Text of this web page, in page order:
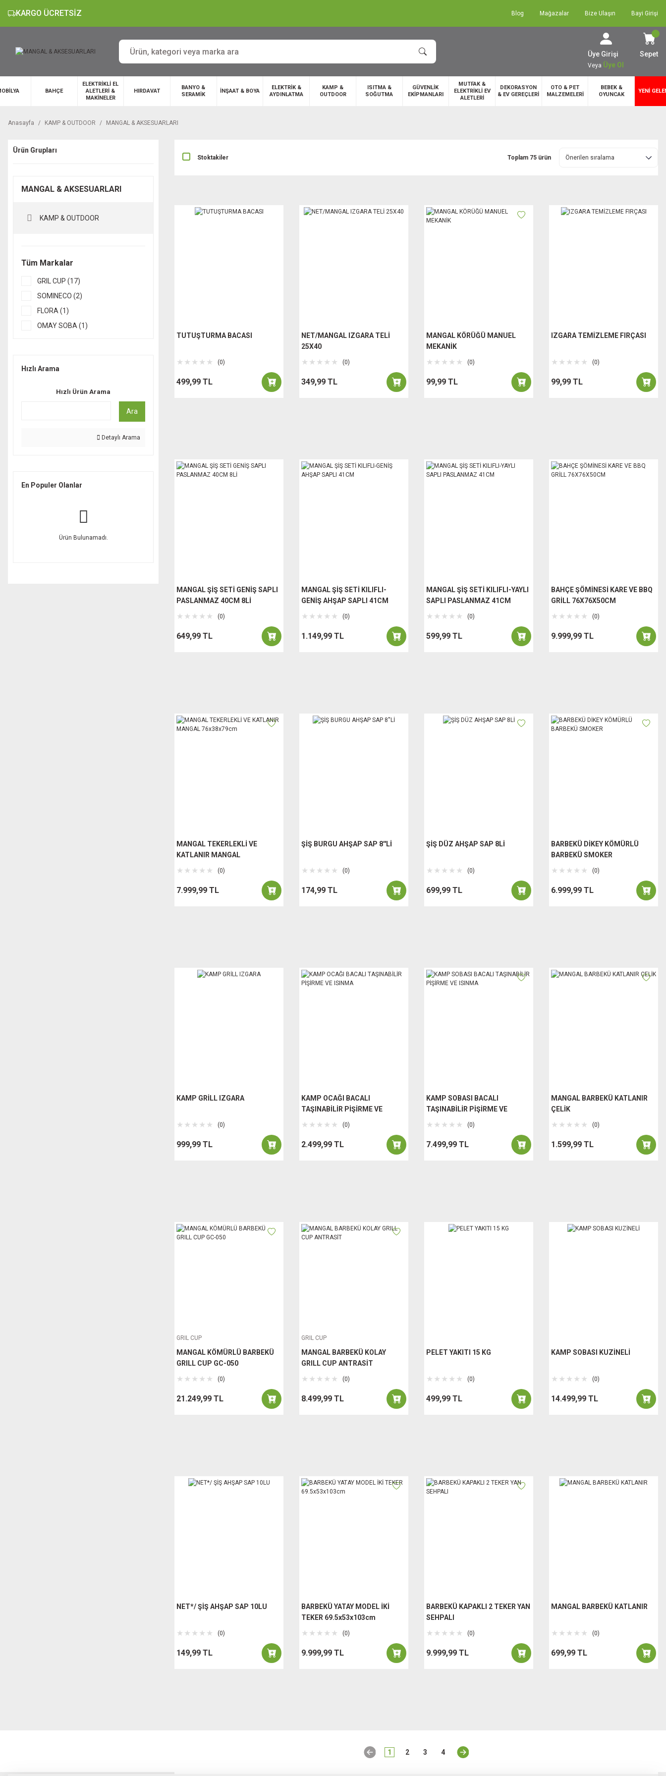
KARGO ÜCRETSİZ Blog Mağazalar Bize Ulaşın Bayi Girişi
Üye Girişi
Veya Üye Ol
Sepet
BAHÇE
ELEKTRİKLİ EL
ALETLERİ &
MAKİNELER
HIRDAVAT
BANYO &
SERAMİK
İNŞAAT & BOYA
ELEKTRİK &
AYDINLATMA
KAMP &
OUTDOOR
ISITMA &
SOĞUTMA
GÜVENLİK
EKİPMANLARI
MUTFAK &
ELEKTRİKLİ EV
ALETLERİ
DEKORASYON
& EV GEREÇLERİ
OTO & PET
MALZEMELERİ
BEBEK &
OYUNCAK
YENİ
Anasayfa KAMP & OUTDOOR MANGAL & AKSESUARLARI
Ürün Grupları
MANGAL & AKSESUARLARI
KAMP & OUTDOOR
Tüm Markalar
GRIL CUP (17)
SOMINECO (2)
FLORA (1)
OMAY SOBA (1)
Hızlı Arama
Hızlı Ürün Arama
Ara
Detaylı Arama
En Populer Olanlar
Ürün Bulunamadı.
Stoktakiler Toplam 75 ürün
TUTUŞTURMA BACASI
(0)
499,99 TL
NET/MANGAL IZGARA TELİ
25X40
(0)
349,99 TL
MANGAL KÖRÜĞÜ MANUEL
MEKANİK
(0)
99,99 TL
IZGARA TEMİZLEME FIRÇASI
(0)
99,99 TL
MANGAL ŞİŞ SETİ GENİŞ SAPLI
PASLANMAZ 40CM 8Lİ
(0)
649,99 TL
MANGAL ŞİŞ SETİ KILIFLI-
GENİŞ AHŞAP SAPLI 41CM
(0)
1.149,99 TL
MANGAL ŞİŞ SETİ KILIFLI-YAYLI
SAPLI PASLANMAZ 41CM
(0)
599,99 TL
BAHÇE ŞÖMİNESİ KARE VE BBQ
GRİLL 76X76X50CM
(0)
9.999,99 TL
MANGAL TEKERLEKLİ VE
KATLANIR MANGAL
(0)
7.999,99 TL
ŞİŞ BURGU AHŞAP SAP 8''Lİ
(0)
174,99 TL
ŞİŞ DÜZ AHŞAP SAP 8Lİ
(0)
699,99 TL
BARBEKÜ DİKEY KÖMÜRLÜ
BARBEKÜ SMOKER
(0)
6.999,99 TL
KAMP GRİLL IZGARA
(0)
999,99 TL
KAMP OCAĞI BACALI
TAŞINABİLİR PİŞİRME VE
(0)
2.499,99 TL
KAMP SOBASI BACALI
TAŞINABİLİR PİŞİRME VE
(0)
7.499,99 TL
MANGAL BARBEKÜ KATLANIR
ÇELİK
(0)
1.599,99 TL
GRIL CUP
MANGAL KÖMÜRLÜ BARBEKÜ
GRILL CUP GC-050
(0)
21.249,99 TL
GRIL CUP
MANGAL BARBEKÜ KOLAY
GRILL CUP ANTRASİT
(0)
8.499,99 TL
PELET YAKITI 15 KG
(0)
499,99 TL
KAMP SOBASI KUZİNELİ
(0)
14.499,99 TL
NET*/ ŞİŞ AHŞAP SAP 10LU
(0)
149,99 TL
BARBEKÜ YATAY MODEL İKİ
TEKER 69.5x53x103cm
(0)
9.999,99 TL
BARBEKÜ KAPAKLI 2 TEKER YAN
SEHPALI
(0)
9.999,99 TL
MANGAL BARBEKÜ KATLANIR
(0)
699,99 TL
1 2 3 4